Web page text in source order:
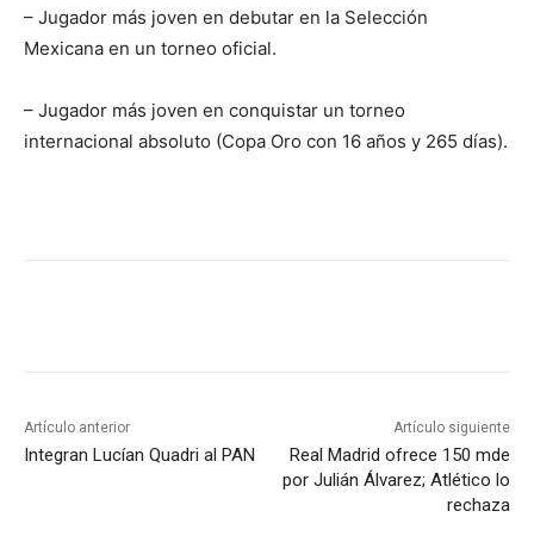
– Jugador más joven en debutar en la Selección
Mexicana en un torneo oficial.
– Jugador más joven en conquistar un torneo
internacional absoluto (Copa Oro con 16 años y 265 días).
Artículo anterior
Integran Lucían Quadri al PAN
Artículo siguiente
Real Madrid ofrece 150 mde
por Julián Álvarez; Atlético lo
rechaza